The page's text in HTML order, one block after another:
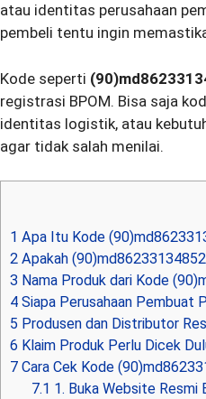
atau identitas perusahaan
pembeli tentu ingin
Kode seperti
registrasi BPOM. Bisa saja
identitas logistik, atau
agar tidak salah menilai.
1 Apa Itu Kode
2 Apakah
3 Nama Produk dari Kode
4 Siapa Perusahaan Pembuat
5 Produsen dan Distributor
6 Klaim Produk Perlu Dicek
7 Cara Cek Kode
7.1 1. Buka Website Resmi